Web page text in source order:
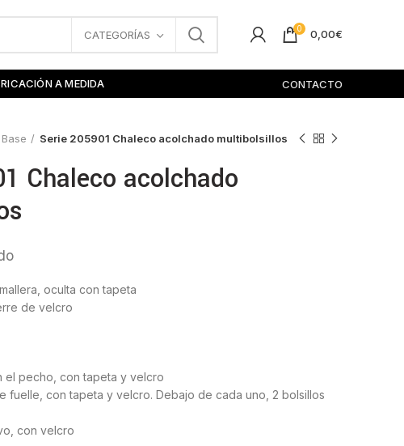
CATEGORÍAS 0 0,00€
A MEDIDA CONTACTO
Serie 205901 Chaleco acolchado multibolsillos
Chaleco acolchado
oculta con tapeta
de velcro
el pecho, con tapeta y velcro
fuelle, con tapeta y velcro. Debajo de cada uno, 2 bolsillos
con velcro